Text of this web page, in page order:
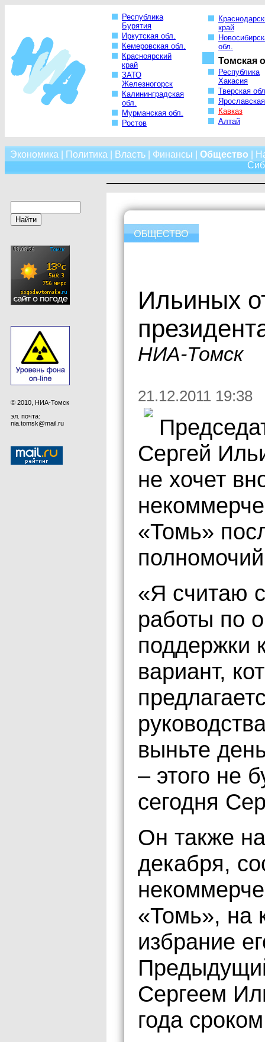
Республика
Бурятия
Иркутская обл.
Кемеровская обл.
Красноярский
край
ЗАТО
Железногорск
Калининградская
обл.
Мурманская обл.
Ростов
край
обл.
Томская
Республика
Хакасия
Тверская
Кавказ
Алтай
Экономика Политика Власть| Финансы Общество
© 2010, НИА-Томск
эл. почта:
nia.tomsk@mail.ru
Ильиных
НИА-Томск
21.12.2011 19:38
Сергей
не хочет
«Томь»
«Я считаю
работы по
поддержки
вариант,
выньте
– этого не
сегодня
Он также
декабря,
«Томь», на
избрание
Сергеем
года